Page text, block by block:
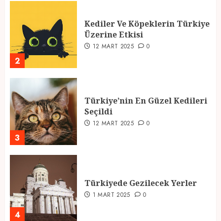
2
Kediler Ve Köpeklerin Türkiye
Üzerine Etkisi
12 MART 2025 0
3
Türkiye’nin En Güzel Kedileri
Seçildi
12 MART 2025 0
4
Türkiyede Gezilecek Yerler
1 MART 2025 0